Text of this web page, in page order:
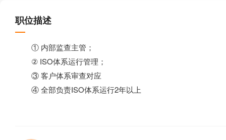
职位描述
① 内部监查主管；
② ISO体系运行管理；
③ 客户体系审查对应
④ 全部负责ISO体系运行2年以上